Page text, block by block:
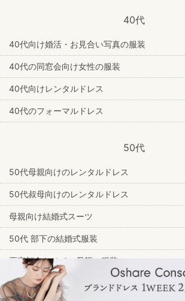
40代
40代向け婚活・お見合い写真の服装
40代の同窓会向け女性の服装
40代向けレンタルドレス
40代のフォーマルドレス
50代
50代母親向けのレンタルドレス
50代叔母向けのレンタルドレス
母親向け結婚式スーツ
50代 部下の結婚式服装
両家顔合わせでの母親の服装
【50代・60代】ディナーショーにドレスコー
服装も